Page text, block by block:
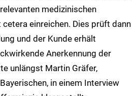
medizinischen
einreichen. Dies prüft dann
und der Kunde erhält
Anerkennung der
unlängst Martin Gräfer,
in einem Interview